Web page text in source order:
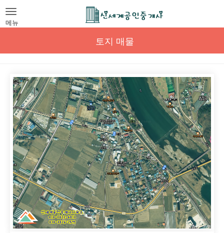
Toggle
navigation
메뉴
토지 매물